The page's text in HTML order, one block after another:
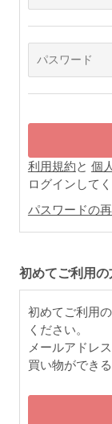
利用規約と 個
ログインしてく
パスワードの
初めてご利用の
初めてご利用
ください。
メールアドレ
買い物ができ